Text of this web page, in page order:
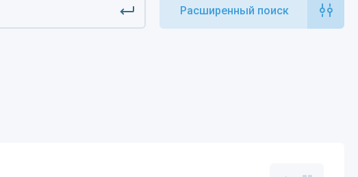
Расширенный поиск